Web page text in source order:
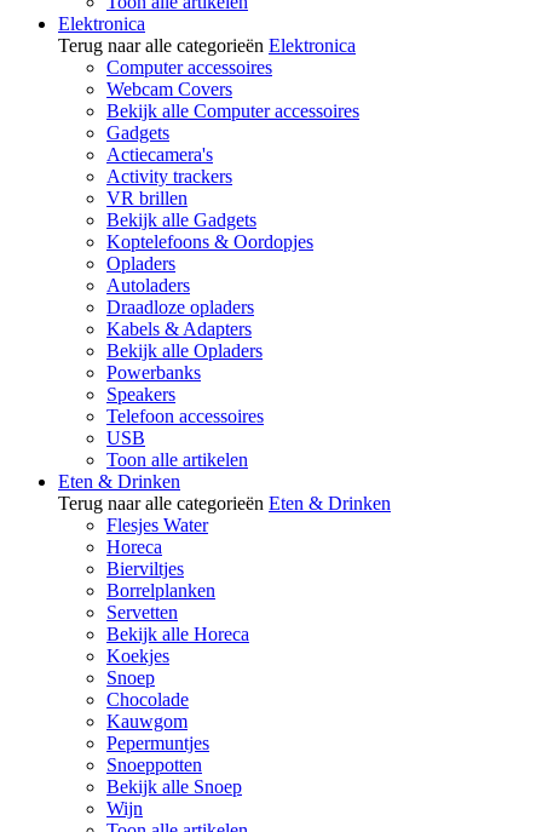
Elektronica
Terug naar alle categorieën Elektronica
Computer accessoires
Webcam Covers
Bekijk alle Computer accessoires
Gadgets
Actiecamera's
Activity trackers
VR brillen
Bekijk alle Gadgets
Koptelefoons & Oordopjes
Opladers
Autoladers
Draadloze opladers
Kabels & Adapters
Bekijk alle Opladers
Powerbanks
Speakers
Telefoon accessoires
USB
Toon alle artikelen
Eten & Drinken
Terug naar alle categorieën Eten & Drinken
Flesjes Water
Horeca
Bierviltjes
Borrelplanken
Servetten
Bekijk alle Horeca
Koekjes
Snoep
Chocolade
Kauwgom
Pepermuntjes
Snoeppotten
Bekijk alle Snoep
Wijn